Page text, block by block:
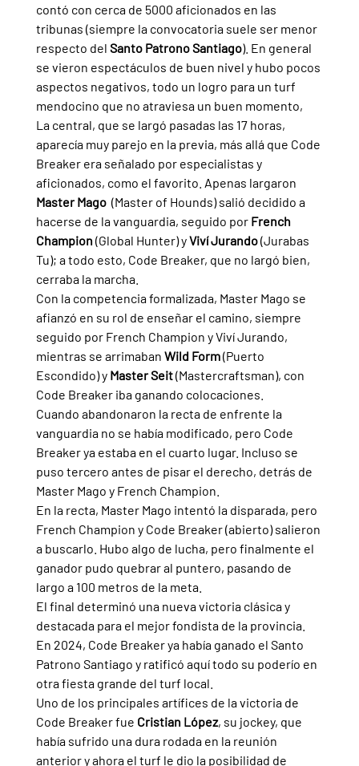
contó con cerca de 5000 aficionados en las
tribunas (siempre la convocatoria suele ser menor
respecto del Santo Patrono Santiago). En general
se vieron espectáculos de buen nivel y hubo pocos
aspectos negativos, todo un logro para un turf
mendocino que no atraviesa un buen momento,
La central, que se largó pasadas las 17 horas,
aparecía muy parejo en la previa, más allá que Code
Breaker era señalado por especialistas y
aficionados, como el favorito. Apenas largaron
Master Mago (Master of Hounds) salió decidido a
hacerse de la vanguardia, seguido por French
Champion (Global Hunter) y Viví Jurando (Jurabas
Tu); a todo esto, Code Breaker, que no largó bien,
cerraba la marcha.
Con la competencia formalizada, Master Mago se
afianzó en su rol de enseñar el camino, siempre
seguido por French Champion y Viví Jurando,
mientras se arrimaban Wild Form (Puerto
Escondido) y Master Seit (Mastercraftsman), con
Code Breaker iba ganando colocaciones.
Cuando abandonaron la recta de enfrente la
vanguardia no se había modificado, pero Code
Breaker ya estaba en el cuarto lugar. Incluso se
puso tercero antes de pisar el derecho, detrás de
Master Mago y French Champion.
En la recta, Master Mago intentó la disparada, pero
French Champion y Code Breaker (abierto) salieron
a buscarlo. Hubo algo de lucha, pero finalmente el
ganador pudo quebrar al puntero, pasando de
largo a 100 metros de la meta.
El final determinó una nueva victoria clásica y
destacada para el mejor fondista de la provincia.
En 2024, Code Breaker ya había ganado el Santo
Patrono Santiago y ratificó aquí todo su poderío en
otra fiesta grande del turf local.
Uno de los principales artífices de la victoria de
Code Breaker fue Cristian López, su jockey, que
había sufrido una dura rodada en la reunión
anterior y ahora el turf le dio la posibilidad de